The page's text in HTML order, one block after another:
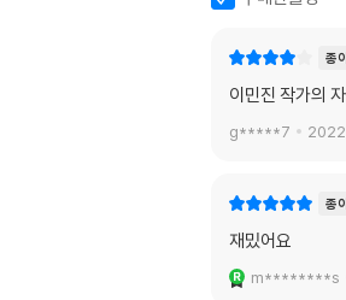
종
이민진 작가의
g*****7
종
재밌어요
m********s